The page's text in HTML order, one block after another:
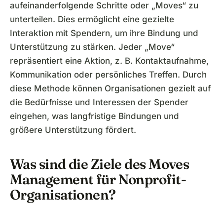
aufeinanderfolgende Schritte oder „Moves“ zu
unterteilen. Dies ermöglicht eine gezielte
Interaktion mit Spendern, um ihre Bindung und
Unterstützung zu stärken. Jeder „Move“
repräsentiert eine Aktion, z. B. Kontaktaufnahme,
Kommunikation oder persönliches Treffen. Durch
diese Methode können Organisationen gezielt auf
die Bedürfnisse und Interessen der Spender
eingehen, was langfristige Bindungen und
größere Unterstützung fördert.
Was sind die Ziele des Moves
Management für Nonprofit-
Organisationen?